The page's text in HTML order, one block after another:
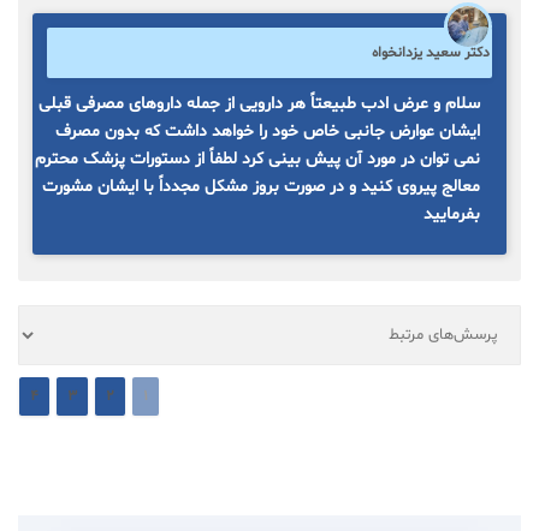
دکتر سعید یزدانخواه
سلام و عرض ادب طبیعتاً هر دارویی از جمله داروهای مصرفی قبلی
ایشان عوارض جانبی خاص خود را خواهد داشت که بدون مصرف
نمی توان در مورد آن پیش بینی کرد لطفاً از دستورات پزشک محترم
معالج پیروی کنید و در صورت بروز مشکل مجدداً با ایشان مشورت
بفرمایید
1
2
3
4